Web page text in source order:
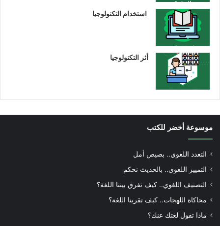
استخدام التكنولوجيا
أثر التكنولوجيا
موسوعة أخضر للكتب
التعدد اللغوي.. بصيص أمل
التمييز اللغوي.. بالحديث نحكم
التصنيف اللغوي.. كيف تفرق بيننا اللغة؟
محاكاة اللهجات.. كيف تقربنا اللغة؟
ماذا تقول لغتك عنك؟